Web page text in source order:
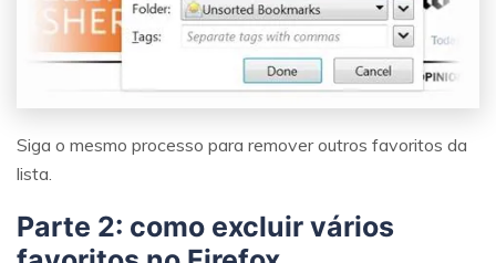
Siga o mesmo processo para remover outros favoritos da
lista.
Parte 2: como excluir vários